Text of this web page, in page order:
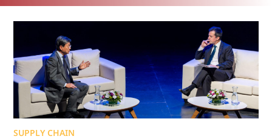
SUPPLY CHAIN